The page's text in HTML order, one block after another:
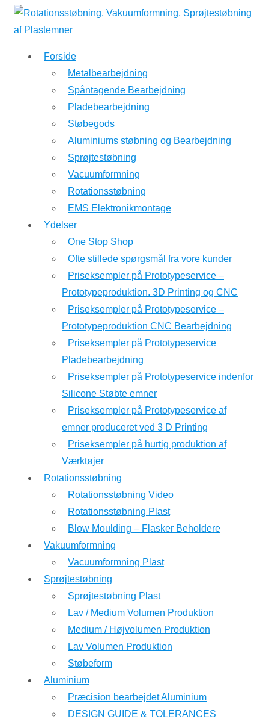
↓
Hop
hovedindhold
Forside
Metalbearbejdning
Spåntagende Bearbejdning
Pladebearbejdning
Støbegods
Aluminiums støbning og Bearbejdning
Sprøjtestøbning
Vacuumformning
Rotationsstøbning
EMS Elektronikmontage
Ydelser
One Stop Shop
Ofte stillede spørgsmål fra vore kunder
Priseksempler på Prototypeservice –
Prototypeproduktion. 3D Printing og CNC
Priseksempler på Prototypeservice –
Prototypeproduktion CNC Bearbejdning
Priseksempler på Prototypeservice
Pladebearbejdning
Priseksempler på Prototypeservice indenfor
Silicone Støbte emner
Priseksempler på Prototypeservice af
emner produceret ved 3 D Printing
Priseksempler på hurtig produktion af
Værktøjer
Rotationsstøbning
Rotationsstøbning Video
Rotationsstøbning Plast
Blow Moulding – Flasker Beholdere
Vakuumformning
Vacuumformning Plast
Sprøjtestøbning
Sprøjtestøbning Plast
Lav / Medium Volumen Produktion
Medium / Højvolumen Produktion
Lav Volumen Produktion
Støbeform
Aluminium
Præcision bearbejdet Aluminium
DESIGN GUIDE & TOLERANCES